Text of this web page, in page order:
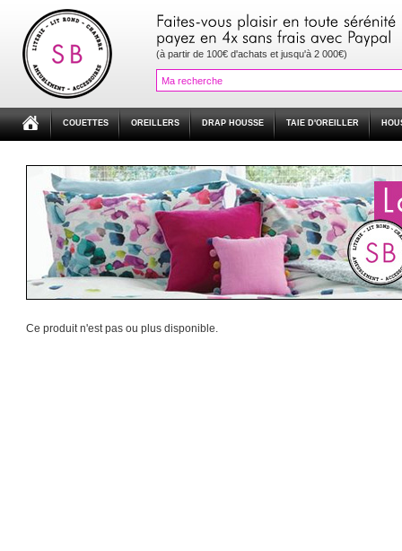
(à partir de 100€ d'achats et jusqu'à 2 000€)
COUETTES OREILLERS DRAP HOUSSE TAIE D'OREILLER
Ce produit n'est pas ou plus disponible.